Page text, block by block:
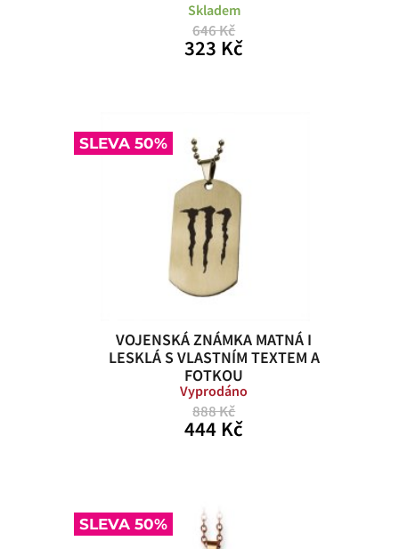
Skladem
646 Kč
323 Kč
SLEVA 50%
VOJENSKÁ ZNÁMKA MATNÁ I
LESKLÁ S VLASTNÍM TEXTEM A
FOTKOU
Vyprodáno
888 Kč
444 Kč
SLEVA 50%